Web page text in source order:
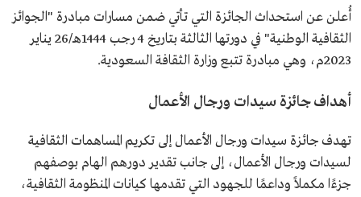
أُعلن عن استحداث الجائزة التي تأتي ضمن مسارات مبادرة "الجوائز
الثقافية الوطنية" في دورتها الثالثة بتاريخ 4 رجب 1444هـ/26 يناير
2023م، وهي مبادرة تتبع وزارة الثقافة السعودية.
أهداف جائزة سيدات ورجال الأعمال
تهدف جائزة سيدات ورجال الأعمال إلى تكريم المساهمات الثقافية
لسيدات ورجال الأعمال، إلى جانب تقدير دورهم الهام بوصفهم
جزءًا مكملاً وداعمًا للجهود التي تقدمها كيانات المنظومة الثقافية،